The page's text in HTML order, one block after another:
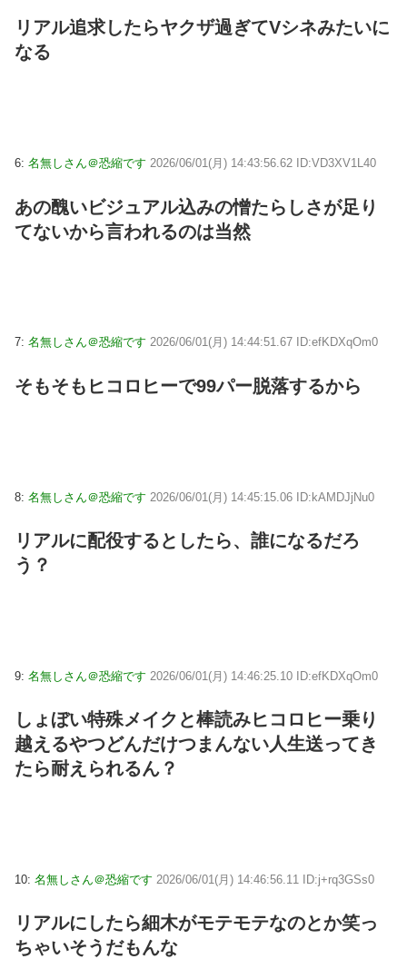
リアル追求したらヤクザ過ぎてVシネみたいに
なる
6: 名無しさん＠恐縮です 2026/06/01(月) 14:43:56.62 ID:VD3XV1L40
あの醜いビジュアル込みの憎たらしさが足り
てないから言われるのは当然
7: 名無しさん＠恐縮です 2026/06/01(月) 14:44:51.67 ID:efKDXqOm0
そもそもヒコロヒーで99パー脱落するから
8: 名無しさん＠恐縮です 2026/06/01(月) 14:45:15.06 ID:kAMDJjNu0
リアルに配役するとしたら、誰になるだろ
う？
9: 名無しさん＠恐縮です 2026/06/01(月) 14:46:25.10 ID:efKDXqOm0
しょぼい特殊メイクと棒読みヒコロヒー乗り
越えるやつどんだけつまんない人生送ってき
たら耐えられるん？
10: 名無しさん＠恐縮です 2026/06/01(月) 14:46:56.11 ID:j+rq3GSs0
リアルにしたら細木がモテモテなのとか笑っ
ちゃいそうだもんな